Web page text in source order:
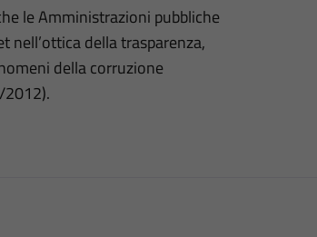
le Amministrazioni pubbliche
nell’ottica della trasparenza,
della corruzione